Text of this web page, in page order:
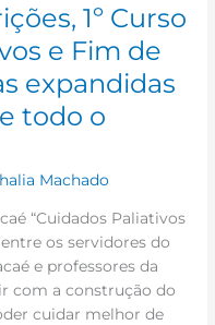
1º Curso
e Fim de
expandidas
todo o
Machado
“Cuidados Paliativos
os servidores do
e professores da
com a construção do
cuidar melhor de